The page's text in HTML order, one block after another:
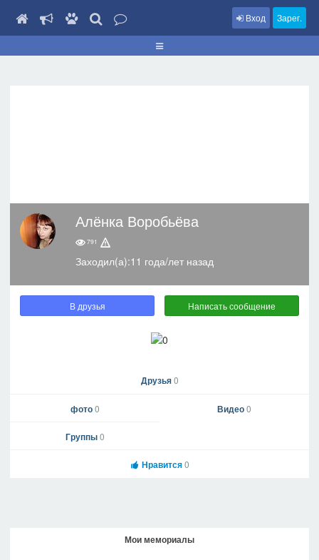
Вход Зарег.
Алёнка Воробьёва
791
Заходил(а):11 года/лет назад
В друзья Написать сообщение
Друзья0
фото0 Видео0
Группы0
Нравится0
Мои мемориалы